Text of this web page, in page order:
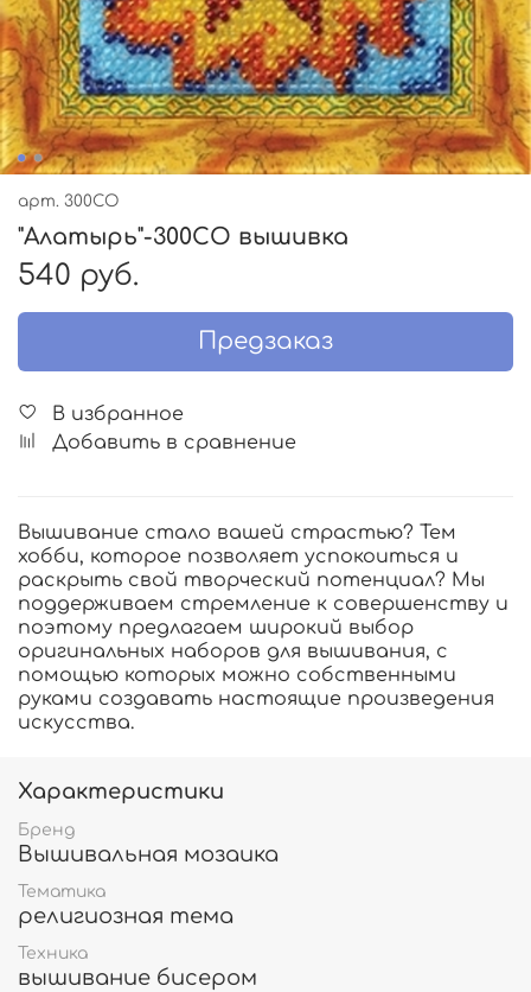
арт. 300СО
"Алатырь"-300СО вышивка
540 руб.
Предзаказ
В избранное
Добавить в сравнение
Вышивание стало вашей страстью? Тем
хобби, которое позволяет успокоиться и
раскрыть свой творческий потенциал? Мы
поддерживаем стремление к совершенству и
поэтому предлагаем широкий выбор
оригинальных наборов для вышивания, с
помощью которых можно собственными
руками создавать настоящие произведения
искусства.
Характеристики
Бренд
Вышивальная мозаика
Тематика
религиозная тема
Техника
вышивание бисером